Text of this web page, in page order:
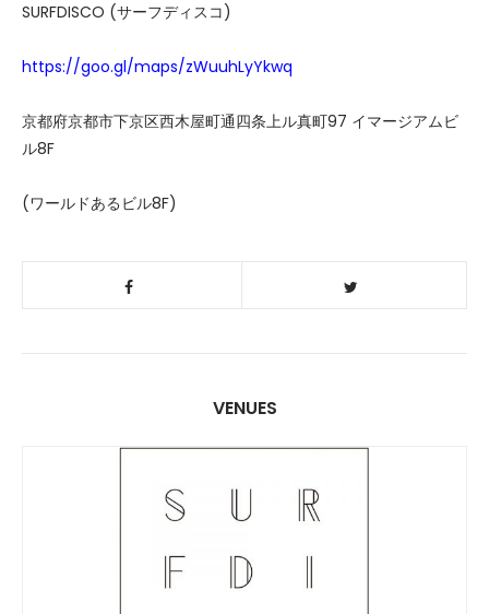
SURFDISCO (サーフディスコ)
https://goo.gl/maps/zWuuhLyYkwq
京都府京都市下京区西木屋町通四条上ル真町97 イマージアムビ
ル8F
(ワールドあるビル8F)
VENUES